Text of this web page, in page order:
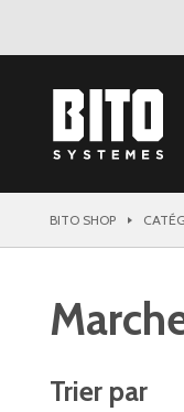
BITO SHOP
Trier par